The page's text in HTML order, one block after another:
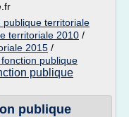
publique territoriale
territoriale 2010 /
2015 /
publique
publique
publique